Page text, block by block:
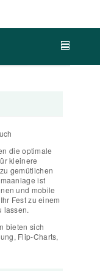
die optimale
kleinere
gemütlichen
ist
und mobile
Fest zu einem
lassen.
bieten sich
Flip-Charts,